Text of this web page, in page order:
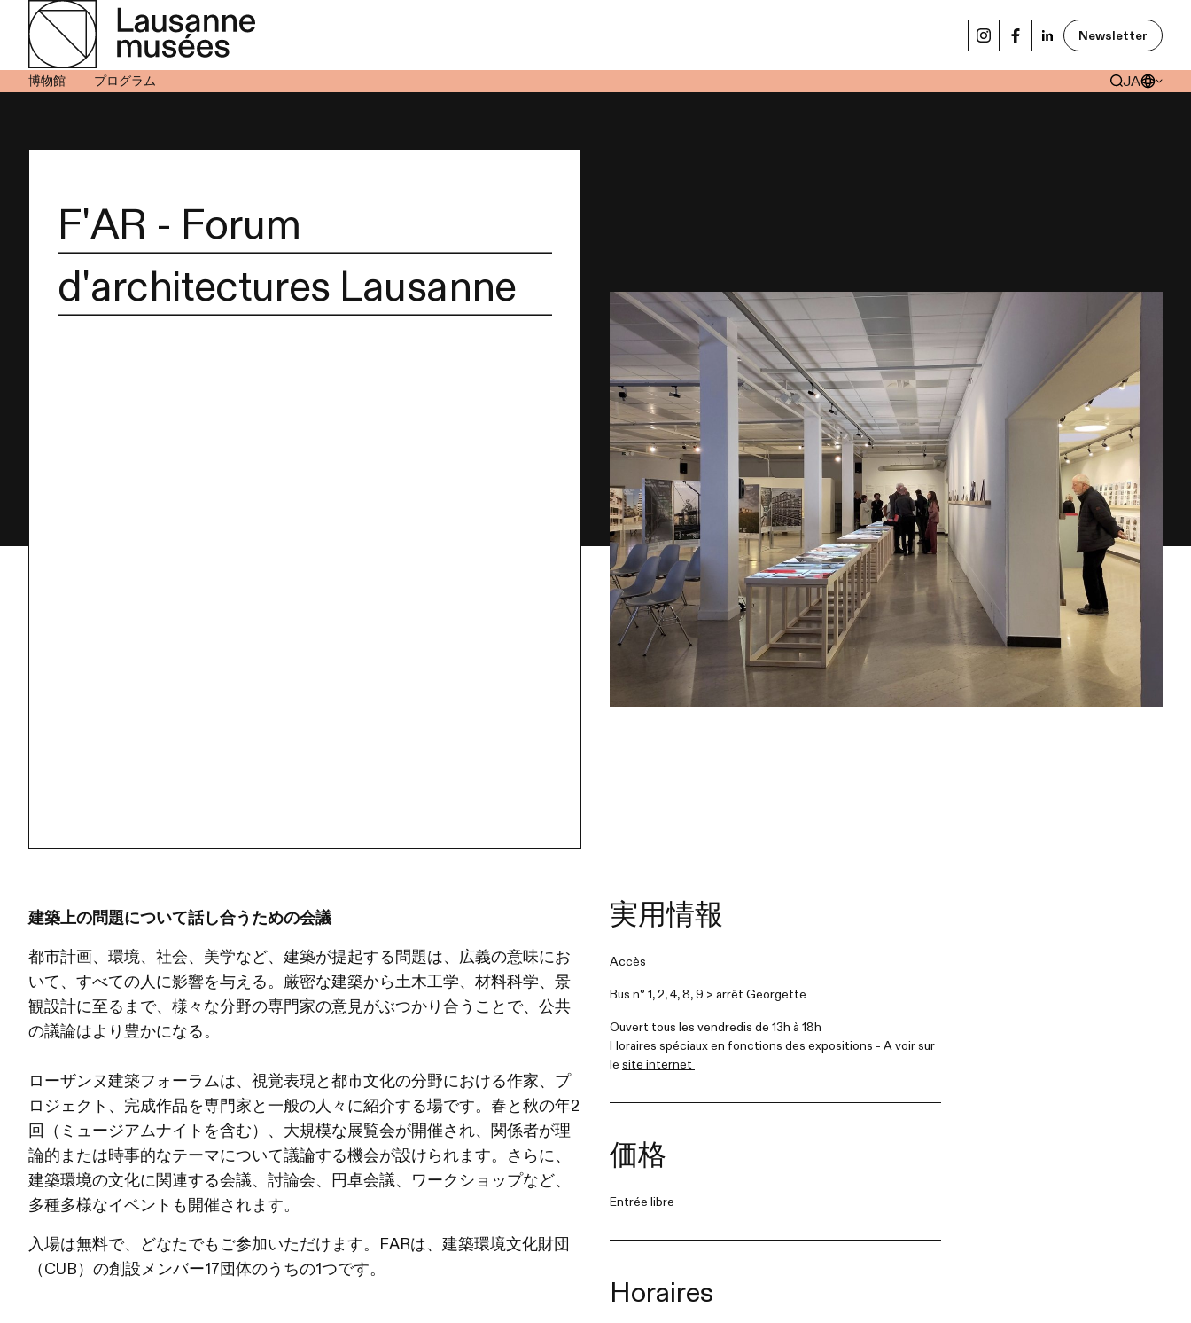
Newsletter
博物館 プログラム JA
F'AR - Forum
d'architectures Lausanne
建築上の問題について話し合うための会議
都市計画、環境、社会、美学など、建築が提起する問題は、広義の意味にお
いて、すべての人に影響を与える。厳密な建築から土木工学、材料科学、景
観設計に至るまで、様々な分野の専門家の意見がぶつかり合うことで、公共
の議論はより豊かになる。
ローザンヌ建築フォーラムは、視覚表現と都市文化の分野における作家、プ
ロジェクト、完成作品を専門家と一般の人々に紹介する場です。春と秋の年2
回（ミュージアムナイトを含む）、大規模な展覧会が開催され、関係者が理
論的または時事的なテーマについて議論する機会が設けられます。さらに、
建築環境の文化に関連する会議、討論会、円卓会議、ワークショップなど、
多種多様なイベントも開催されます。
入場は無料で、どなたでもご参加いただけます。FARは、建築環境文化財団
（CUB）の創設メンバー17団体のうちの1つです。
実用情報
Accès
Bus n° 1, 2, 4, 8, 9 > arrêt Georgette
Ouvert tous les vendredis de 13h à 18h
Horaires spéciaux en fonctions des expositions - A voir sur
le site internet
価格
Entrée libre
Horaires